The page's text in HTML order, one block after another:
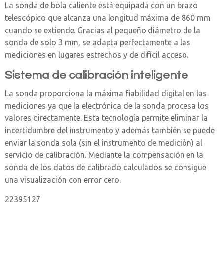
La sonda de bola caliente está equipada con un brazo
telescópico que alcanza una longitud máxima de 860 mm
cuando se extiende. Gracias al pequeño diámetro de la
sonda de solo 3 mm, se adapta perfectamente a las
mediciones en lugares estrechos y de difícil acceso.
Sistema de calibración inteligente
La sonda proporciona la máxima fiabilidad digital en las
mediciones ya que la electrónica de la sonda procesa los
valores directamente. Esta tecnología permite eliminar la
incertidumbre del instrumento y además también se puede
enviar la sonda sola (sin el instrumento de medición) al
servicio de calibración. Mediante la compensación en la
sonda de los datos de calibrado calculados se consigue
una visualización con error cero.
22395127